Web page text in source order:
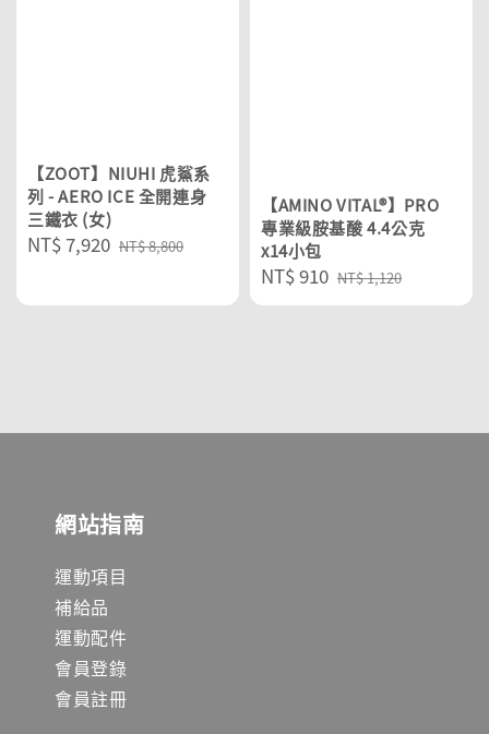
【ZOOT】NIUHI 虎鯊系
列 - AERO ICE 全開連身
三鐵衣 (女)
Sale
NT$ 7,920 Regular
NT$ 8,800
【AMINO VITAL®】PRO
專業級胺基酸 4.4公克
x14小包
Sale
price
NT$ 910 Regular
price
NT$ 1,120
網站指南
運動項目
補給品
運動配件
會員登錄
會員註冊